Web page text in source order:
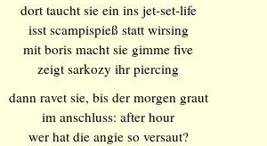
dort taucht sie ein ins jet-set-life
isst scampispieß statt wirsing
mit boris macht sie gimme five
zeigt sarkozy ihr piercing
dann ravet sie, bis der morgen graut
im anschluss: after hour
wer hat die angie so versaut?